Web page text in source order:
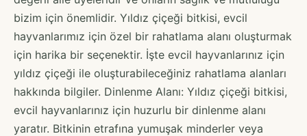
bizim için önemlidir. Yıldız çiçeği bitkisi, evcil
hayvanlarımız için özel bir rahatlama alanı oluşturmak
için harika bir seçenektir. İşte evcil hayvanlarınız için
yıldız çiçeği ile oluşturabileceğiniz rahatlama alanları
hakkında bilgiler. Dinlenme Alanı: Yıldız çiçeği bitkisi,
evcil hayvanlarınız için huzurlu bir dinlenme alanı
yaratır. Bitkinin etrafına yumuşak minderler veya